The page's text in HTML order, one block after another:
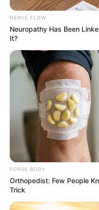
เจาะลึก ดูดวง 12 ราศี ประจ
บัญชร
20 พ.ย. 2019
NERVE FLOW
Neuropathy Has Been
It?
FORGE BODY
Orthopedist: Few People
Trick